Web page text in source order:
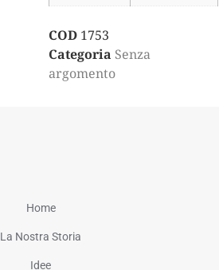
COD 1753
Categoria Senza
argomento
Home
La Nostra Storia
Idee